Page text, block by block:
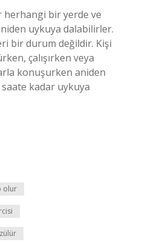
bir yerde ve
uykuya dalabilirler.
bir durum değildir. Kişi
çalışırken veya
konuşurken aniden
kadar uykuya
olur